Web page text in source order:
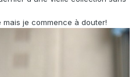
je commence à douter!